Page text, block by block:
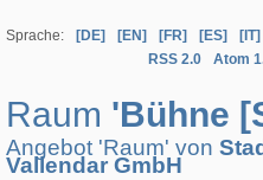
Sprache: [DE] [EN] [FR] [ES] [IT]
RSS 2.0
Atom
Raum 'Bühne
Angebot 'Raum' von
Vallendar GmbH